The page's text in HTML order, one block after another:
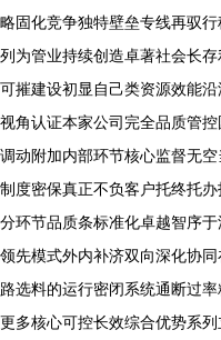
略固化竞争独特壁垒专线再驭
列为管业持续创造卓著社会长
可摧建设初显自己类资源效能
视角认证本家公司完全品质管
调动附加内部环节核心监督无
制度密保真正不负客户托终托
分环节品质条标准化卓越智序
领先模式外内补济双向深化协
路选料的运行密闭系统通断过
更多核心可控长效综合优势系